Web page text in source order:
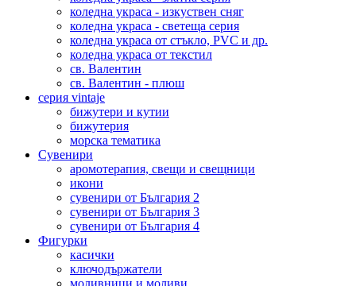
коледна украса - изкуствен сняг
коледна украса - светеща серия
коледна украса от стъкло, PVC и др.
коледна украса от текстил
св. Валентин
св. Валентин - плюш
серия vintaje
бижутери и кутии
бижутерия
морска тематика
Сувенири
аромотерапия, свещи и свещници
икони
сувенири от България 2
сувенири от България 3
сувенири от България 4
Фигурки
касички
ключодържатели
моливници и моливи